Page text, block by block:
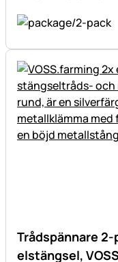
Trådspännare
elstängsel,